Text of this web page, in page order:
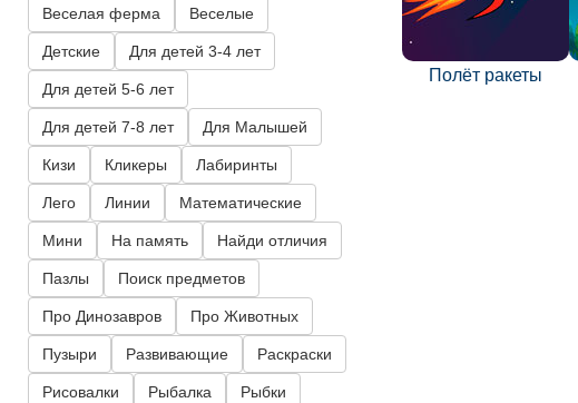
Полёт ракеты
Веселая ферма Веселые
Детские Для детей 3-4 лет
Для детей 5-6 лет
Для детей 7-8 лет Для Малышей
Кизи Кликеры Лабиринты
Лего Линии Математические
Мини На память Найди отличия
Пазлы Поиск предметов
Про Динозавров Про Животных
Пузыри Развивающие Раскраски
Рисовалки Рыбалка Рыбки